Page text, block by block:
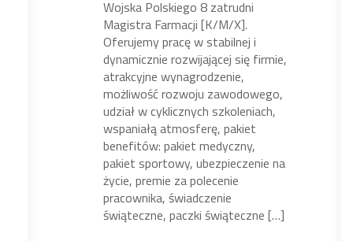
Wojska Polskiego 8 zatrudni
Magistra Farmacji [K/M/X].
Oferujemy pracę w stabilnej i
dynamicznie rozwijającej się firmie,
atrakcyjne wynagrodzenie,
możliwość rozwoju zawodowego,
udział w cyklicznych szkoleniach,
wspaniałą atmosferę, pakiet
benefitów: pakiet medyczny,
pakiet sportowy, ubezpieczenie na
życie, premie za polecenie
pracownika, świadczenie
świąteczne, paczki świąteczne […]